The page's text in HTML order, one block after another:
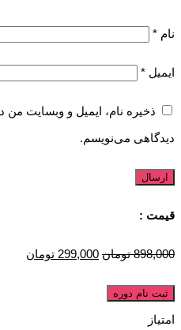
نام *
ایمیل *
ذخیره نام، ایمیل و وبسایت من
دیدگاهی می‌نویسم.
قیمت :
898,000 تومان 299,000 تومان
ثبت نام دوره
امتیاز